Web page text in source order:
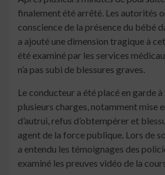
finalement été arrêté. Les autorités
conscience de la présence du bébé
a ajouté une dimension tragique à
été examiné par les services
n’a pas subi de blessures graves.
Le conducteur a été placé en garde
plusieurs charges, notamment mise
d’autrui, refus d’obtempérer et
agent de la force publique. Lors de
a entendu les témoignages des
examiné les preuves vidéo de la